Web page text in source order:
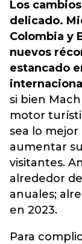
Los
delicado.
Colombia y
nuevos
estancado
si bien
motor
sea lo mejor
aumentar
visitantes.
alrededor
anuales;
en 2023.
Para